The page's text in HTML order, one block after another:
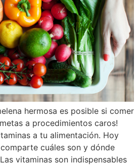
hermosa es posible si comer
a procedimientos caros!
a tu alimentación. Hoy
cuáles son y dónde
vitaminas son indispensables